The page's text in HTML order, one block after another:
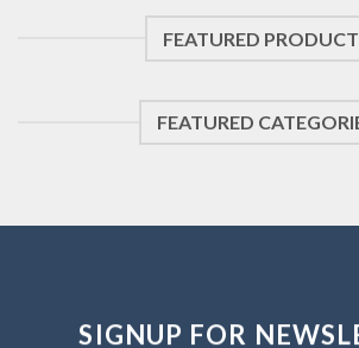
FEATURED
FEATURED
SIGNUP FOR